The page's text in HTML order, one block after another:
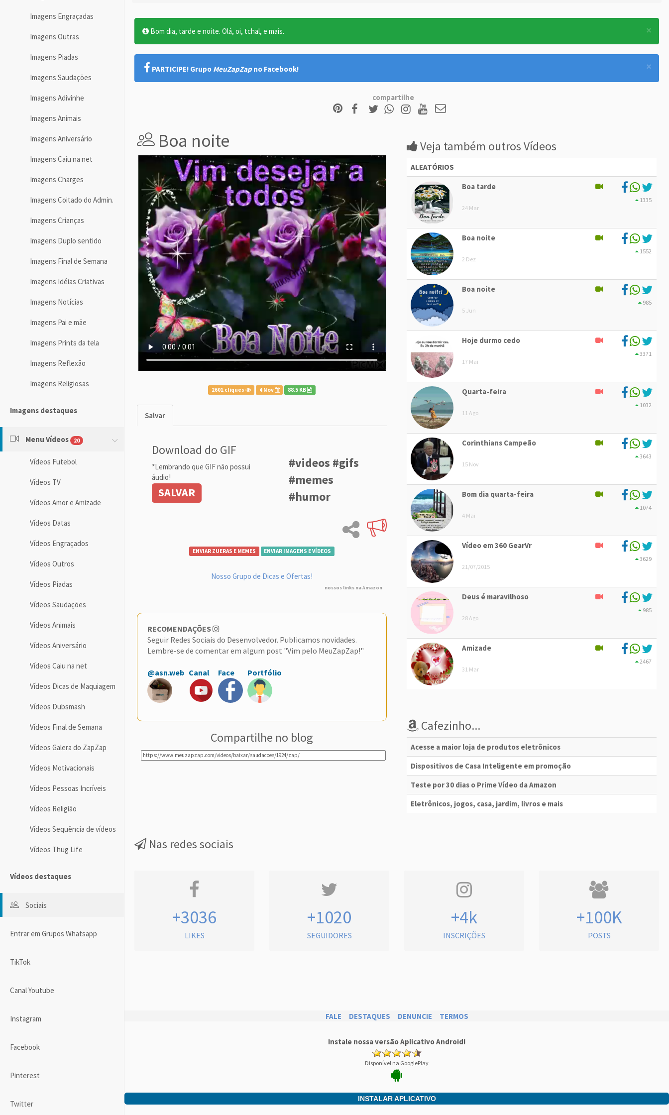
Imagens Engraçadas
Imagens Outras
Imagens Piadas
Imagens Saudações
Imagens Adivinhe
Imagens Animais
Imagens Aniversário
Imagens Caiu na net
Imagens Charges
Imagens Coitado do Admin.
Imagens Crianças
Imagens Duplo sentido
Imagens Final de Semana
Imagens Idéias Criativas
Imagens Notícias
Imagens Pai e mãe
Imagens Prints da tela
Imagens Reflexão
Imagens Religiosas
Imagens destaques
Menu Vídeos 20
Vídeos Futebol
Vídeos TV
Vídeos Amor e Amizade
Vídeos Datas
Vídeos Engraçados
Vídeos Outros
Vídeos Piadas
Vídeos Saudações
Vídeos Animais
Vídeos Aniversário
Vídeos Caiu na net
Vídeos Dicas de Maquiagem
Vídeos Dubsmash
Vídeos Final de Semana
Vídeos Galera do ZapZap
Vídeos Motivacionais
Vídeos Pessoas Incríveis
Vídeos Religião
Vídeos Sequência de vídeos
Vídeos Thug Life
Vídeos destaques
Sociais
Entrar em Grupos Whatsapp
TikTok
Canal Youtube
Instagram
Facebook
Pinterest
Twitter
×
Bom dia, tarde e noite. Olá, oi, tchal, e mais.
×
PARTICIPE! Grupo MeuZapZap no Facebook!
compartilhe
Boa noite
2601 cliques 4 Nov 88.5 KB
Salvar
Download do GIF
*Lembrando que GIF não possui
áudio!
SALVAR
#videos #gifs
#memes
#humor
ENVIAR ZUERAS E MEMES ENVIAR IMAGENS E VÍDEOS
Nosso Grupo de Dicas e Ofertas!
nossos links na Amazon
RECOMENDAÇÕES
Seguir Redes Sociais do Desenvolvedor. Publicamos novidades.
Lembre-se de comentar em algum post "Vim pelo MeuZapZap!"
@asn.web Canal Face Portfólio
Compartilhe no blog
Veja também outros Vídeos
ALEATÓRIOS
Boa tarde
24 Mar
1335
Boa noite
2 Dez
1552
Boa noite
5 Jun
985
Hoje durmo cedo
17 Mai
3371
Quarta-feira
11 Ago
1032
Corinthians Campeão
15 Nov
3643
Bom dia quarta-feira
4 Mai
1074
Vídeo em 360 GearVr
21/07/2015
3629
Deus é maravilhoso
28 Ago
985
Amizade
31 Mar
2467
Cafezinho...
Acesse a maior loja de produtos eletrônicos
Dispositivos de Casa Inteligente em promoção
Teste por 30 dias o Prime Vídeo da Amazon
Eletrônicos, jogos, casa, jardim, livros e mais
Nas redes sociais
+3036
LIKES
+1020
SEGUIDORES
+4k
INSCRIÇÕES
+100K
POSTS
FALE DESTAQUES DENUNCIE TERMOS
Instale nossa versão Aplicativo Android!
Disponível na GooglePlay
INSTALAR APLICATIVO